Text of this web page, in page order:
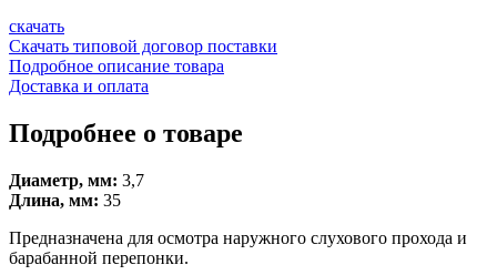
скачать
Скачать типовой договор поставки
Подробное описание товара
Доставка и оплата
Подробнее о товаре
Диаметр, мм: 3,7
Длина, мм: 35
Предназначена для осмотра наружного слухового прохода и
барабанной перепонки.